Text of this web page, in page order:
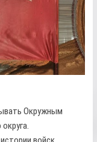
Окружным